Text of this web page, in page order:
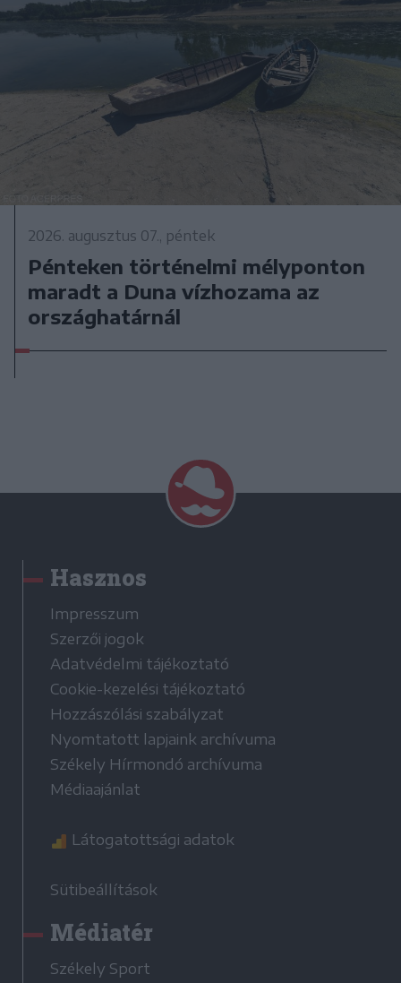
2026. augusztus 07., péntek
Pénteken történelmi mélyponton
maradt a Duna vízhozama az
országhatárnál
Hasznos
Impresszum
Szerzői jogok
Adatvédelmi tájékoztató
Cookie-kezelési tájékoztató
Hozzászólási szabályzat
Nyomtatott lapjaink archívuma
Székely Hírmondó archívuma
Médiaajánlat
Látogatottsági adatok
Sütibeállítások
Médiatér
Székely Sport